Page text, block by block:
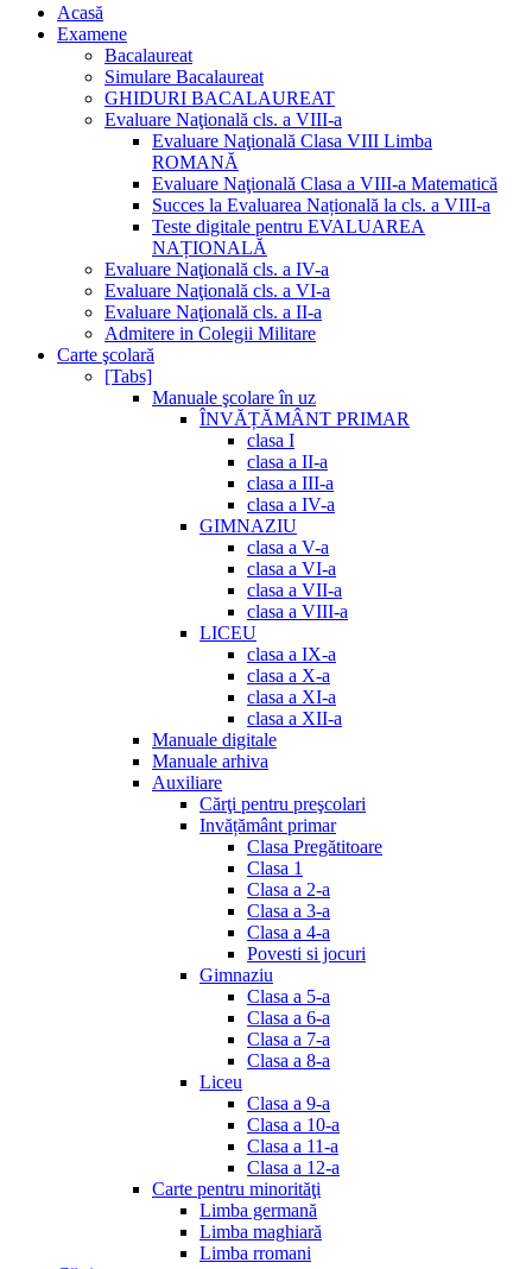
Acasă
Examene
Bacalaureat
Simulare Bacalaureat
GHIDURI BACALAUREAT
Evaluare Naţională cls. a VIII-a
Evaluare Naţională Clasa VIII Limba
ROMANĂ
Evaluare Naţională Clasa a VIII-a Matematică
Succes la Evaluarea Națională la cls. a VIII-a
Teste digitale pentru EVALUAREA
NAȚIONALĂ
Evaluare Naţională cls. a IV-a
Evaluare Naţională cls. a VI-a
Evaluare Naţională cls. a II-a
Admitere in Colegii Militare
Carte şcolară
[Tabs]
Manuale şcolare în uz
ÎNVĂȚĂMÂNT PRIMAR
clasa I
clasa a II-a
clasa a III-a
clasa a IV-a
GIMNAZIU
clasa a V-a
clasa a VI-a
clasa a VII-a
clasa a VIII-a
LICEU
clasa a IX-a
clasa a X-a
clasa a XI-a
clasa a XII-a
Manuale digitale
Manuale arhiva
Auxiliare
Cărţi pentru preşcolari
Invățământ primar
Clasa Pregătitoare
Clasa 1
Clasa a 2-a
Clasa a 3-a
Clasa a 4-a
Povesti si jocuri
Gimnaziu
Clasa a 5-a
Clasa a 6-a
Clasa a 7-a
Clasa a 8-a
Liceu
Clasa a 9-a
Clasa a 10-a
Clasa a 11-a
Clasa a 12-a
Carte pentru minorităţi
Limba germană
Limba maghiară
Limba rromani